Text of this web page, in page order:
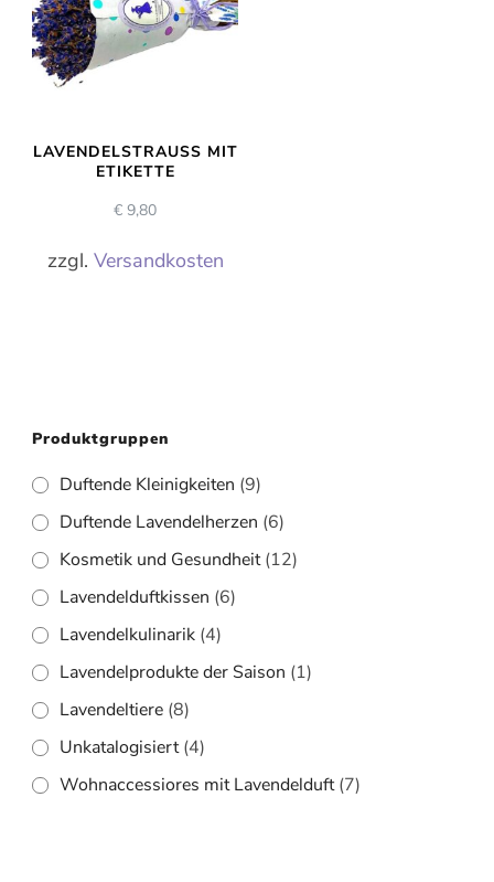
LAVENDELSTRAUSS MIT E
TIKETTE
€ 9,80
zzgl. Versandkosten
Produktgruppen
Duftende Kleinigkeiten (9)
Duftende Lavendelherzen (6)
Kosmetik und Gesundheit (12)
Lavendelduftkissen (6)
Lavendelkulinarik (4)
Lavendelprodukte der Saison (1)
Lavendeltiere (8)
Unkatalogisiert (4)
Wohnaccessiores mit Lavendelduft (7)